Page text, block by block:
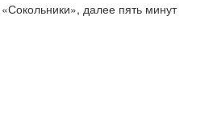
далее пять минут